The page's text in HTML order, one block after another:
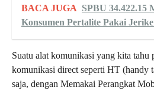
BACA JUGA SPBU 34.422.15
Konsumen Pertalite Pakai
Suatu alat komunikasi yang kita tahu
komunikasi direct seperti HT (handy
saja, dengan Memakai Perangkat